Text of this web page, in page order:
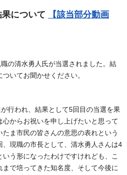
について
【該当部分動画
の清水勇人氏が当選されました。結
いてお聞かせください。
行われ、結果として5回目の当選を果
からお祝いを申し上げたいと思って
ま市民の皆さんの意思の表れという
現職の市長として、清水勇人さんは4
う形になったわけですけれども、こ
で培ってきた知名度、そして今後に